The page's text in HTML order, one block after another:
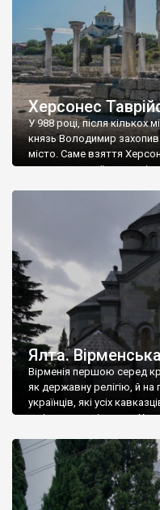
Херсонес
У 988 році, після кількох
князь Володимир захопив
місто. Саме взяття
диктувати свої умови
Херсонесі Володимир-
А потім було Хрещення
Ялта.
Вірменія першою серед
як державну релігію, й на
українців, які усіх
є відданими вірянами